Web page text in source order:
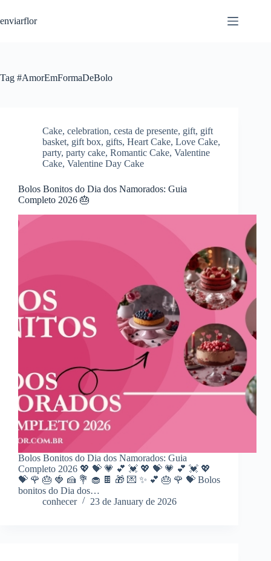
k
c
enviarflor
Tag #AmorEmFormaDeBolo
Cake, celebration, cesta de presente, gift, gift
basket, gift box, gifts, Heart Cake, Love Cake,
party, party cake, Romantic Cake, Valentine
Cake, Valentine Day Cake
Bolos Bonitos do Dia dos Namorados: Guia
Completo 2026 🎂
Bolos Bonitos do Dia dos Namorados: Guia
Completo 2026 💖 💝 💗 💕 💓 💖 💝 💗 💕 💓 💖
💝 🌹 🎂 🍓 🍰 💐 🧁 🍫 🎁 💌 ✨ 💕 🎂 🌹 💝 Bolos
bonitos do Dia dos…
conhecer
23 de January de 2026